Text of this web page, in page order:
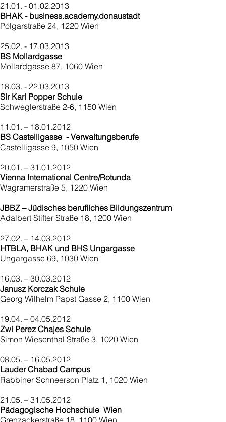
21.01. - 01.02.2013
BHAK - business.academy.donaustadt
Polgarstraße 24, 1220 Wien
25.02. - 17.03.2013
BS Mollardgasse
Mollardgasse 87, 1060 Wien
18.03. - 22.03.2013
Sir Karl Popper Schule
Schweglerstraße 2-6, 1150 Wien
11.01. – 18.01.2012
BS Castelligasse - Verwaltungsberufe
Castelligasse 9, 1050 Wien
20.01. – 31.01.2012
Vienna International Centre/Rotunda
Wagramerstraße 5, 1220 Wien
JBBZ – Jüdisches berufliches Bildungszentrum
Adalbert Stifter Straße 18, 1200 Wien
27.02. – 14.03.2012
HTBLA, BHAK und BHS Ungargasse
Ungargasse 69, 1030 Wien
16.03. – 30.03.2012
Janusz Korczak Schule
Georg Wilhelm Papst Gasse 2, 1100 Wien
19.04. – 04.05.2012
Zwi Perez Chajes Schule
Simon Wiesenthal Straße 3, 1020 Wien
08.05. – 16.05.2012
Lauder Chabad Campus
Rabbiner Schneerson Platz 1, 1020 Wien
21.05. – 31.05.2012
Pädagogische Hochschule Wien
Grenzackerstraße 18, 1100 Wien